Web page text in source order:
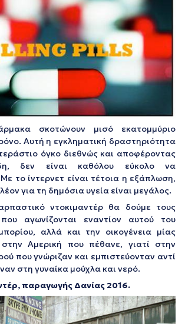
σκοτώνουν μισό εκατομμύριο
Αυτή η εγκληματική δραστηριότητα
όγκο διεθνώς και αποφέροντας
δεν είναι καθόλου εύκολο να
το ίντερνετ είναι τέτοια η εξάπλωση,
για τη δημόσια υγεία είναι μεγάλος.
ντοκιμαντέρ θα δούμε τους
που αγωνίζονται εναντίον αυτού του
αλλά και την οικογένεια μίας
στην Αμερική που πέθανε, γιατί στην
που γνώριζαν και εμπιστεύονταν αντί
στη γυναίκα μούχλα και νερό.
παραγωγής Δανίας 2016.